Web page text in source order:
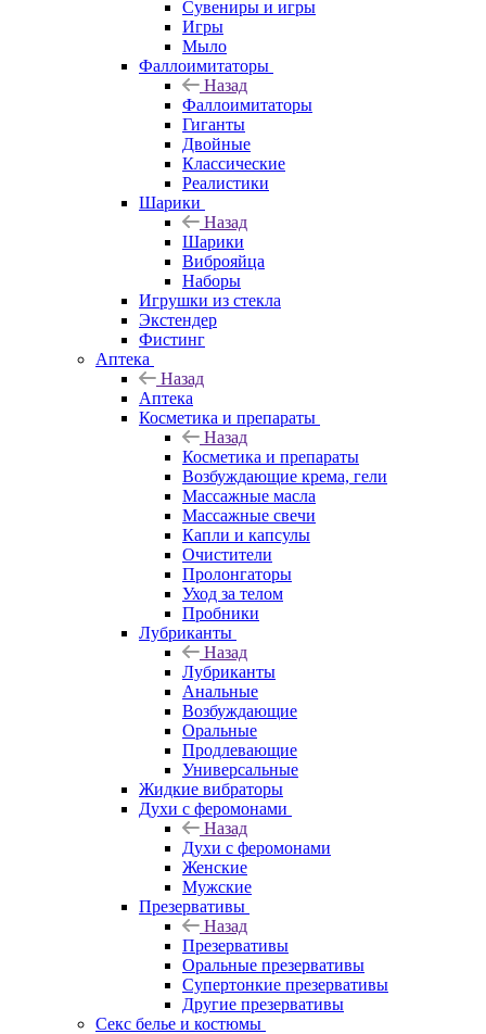
Сувениры и игры
Игры
Мыло
Фаллоимитаторы
Назад
Фаллоимитаторы
Гиганты
Двойные
Классические
Реалистики
Шарики
Назад
Шарики
Виброяйца
Наборы
Игрушки из стекла
Экстендер
Фистинг
Аптека
Назад
Аптека
Косметика и препараты
Назад
Косметика и препараты
Возбуждающие крема, гели
Массажные масла
Массажные свечи
Капли и капсулы
Очистители
Пролонгаторы
Уход за телом
Пробники
Лубриканты
Назад
Лубриканты
Анальные
Возбуждающие
Оральные
Продлевающие
Универсальные
Жидкие вибраторы
Духи с феромонами
Назад
Духи с феромонами
Женские
Мужские
Презервативы
Назад
Презервативы
Оральные презервативы
Супертонкие презервативы
Другие презервативы
Секс белье и костюмы